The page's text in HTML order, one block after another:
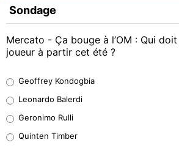
Sondage
Mercato - Ça bouge à l’OM : Qui
joueur à partir cet été ?
38%
32%
Geoffrey Kondogbia
Leonardo Balerdi
Geronimo Rulli
Quinten Timber